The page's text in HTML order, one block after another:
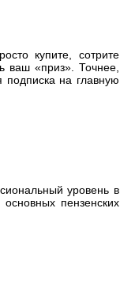
купите, сотрите
ваш «приз». Точнее,
подписка на главную
уровень в
пензенских